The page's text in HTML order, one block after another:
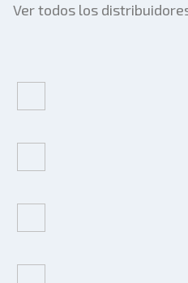
Ver todos los